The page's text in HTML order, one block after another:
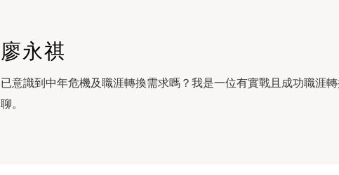
廖永祺
已意識到中年危機及職涯轉換需求嗎？我是一位有實戰且成功職涯
聊。